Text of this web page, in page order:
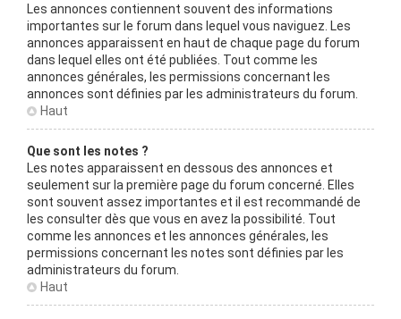
Les annonces contiennent souvent des informations
importantes sur le forum dans lequel vous naviguez. Les
annonces apparaissent en haut de chaque page du forum
dans lequel elles ont été publiées. Tout comme les
annonces générales, les permissions concernant les
annonces sont définies par les administrateurs du forum.
Haut
Que sont les notes ?
Les notes apparaissent en dessous des annonces et
seulement sur la première page du forum concerné. Elles
sont souvent assez importantes et il est recommandé de
les consulter dès que vous en avez la possibilité. Tout
comme les annonces et les annonces générales, les
permissions concernant les notes sont définies par les
administrateurs du forum.
Haut